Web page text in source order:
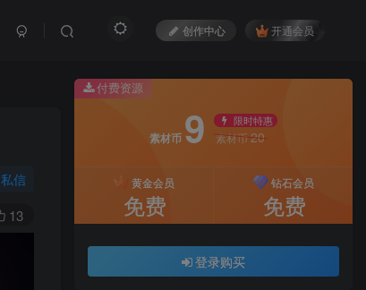
创作中心 开通会员
私信
13
付费资源
素材币 9 限时特惠
素材币20
黄金会员
免费
钻石会员
免费
登录购买